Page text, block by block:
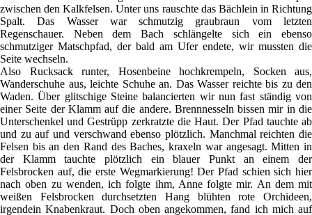
zwischen den Kalkfelsen. Unter uns rauschte das Bächlein in Richtung
Spalt. Das Wasser war schmutzig graubraun vom letzten
Regenschauer. Neben dem Bach schlängelte sich ein ebenso
schmutziger Matschpfad, der bald am Ufer endete, wir mussten die
Seite wechseln.
Also Rucksack runter, Hosenbeine hochkrempeln, Socken aus,
Wanderschuhe aus, leichte Schuhe an. Das Wasser reichte bis zu den
Waden. Über glitschige Steine balancierten wir nun fast ständig von
einer Seite der Klamm auf die andere. Brennnesseln bissen mir in die
Unterschenkel und Gestrüpp zerkratzte die Haut. Der Pfad tauchte ab
und zu auf und verschwand ebenso plötzlich. Manchmal reichten die
Felsen bis an den Rand des Baches, kraxeln war angesagt. Mitten in
der Klamm tauchte plötzlich ein blauer Punkt an einem der
Felsbrocken auf, die erste Wegmarkierung! Der Pfad schien sich hier
nach oben zu wenden, ich folgte ihm, Anne folgte mir. An dem mit
weißen Felsbrocken durchsetzten Hang blühten rote Orchideen,
irgendein Knabenkraut. Doch oben angekommen, fand ich mich auf